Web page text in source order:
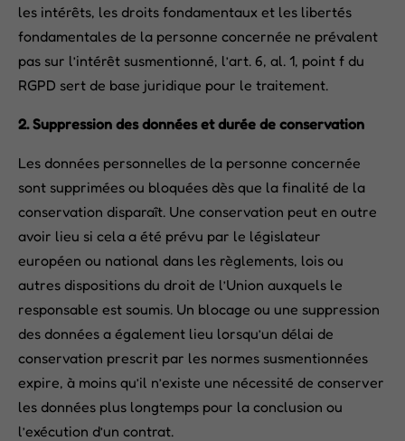
les intérêts, les droits fondamentaux et les libertés
fondamentales de la personne concernée ne prévalent
pas sur l’intérêt susmentionné, l’art. 6, al. 1, point f du
RGPD sert de base juridique pour le traitement.
2.Suppression des données et durée de conservation
Les données personnelles de la personne concernée
sont supprimées ou bloquées dès que la finalité de la
conservation disparaît. Une conservation peut en outre
avoir lieu si cela a été prévu par le législateur
européen ou national dans les règlements, lois ou
autres dispositions du droit de l’Union auxquels le
responsable est soumis. Un blocage ou une suppression
des données a également lieu lorsqu’un délai de
conservation prescrit par les normes susmentionnées
expire, à moins qu’il n’existe une nécessité de conserver
les données plus longtemps pour la conclusion ou
l’exécution d’un contrat.